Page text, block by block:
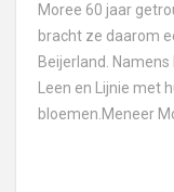
Moree 60 jaar
bracht ze daarom
Beijerland.
Leen en Lijnie met
bloemen.Meneer